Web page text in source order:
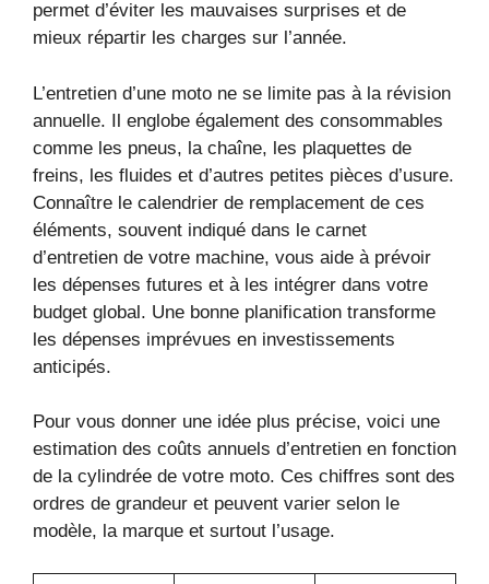
permet d’éviter les mauvaises surprises et de
mieux répartir les charges sur l’année.
L’entretien d’une moto ne se limite pas à la révision
annuelle. Il englobe également des consommables
comme les pneus, la chaîne, les plaquettes de
freins, les fluides et d’autres petites pièces d’usure.
Connaître le calendrier de remplacement de ces
éléments, souvent indiqué dans le carnet
d’entretien de votre machine, vous aide à prévoir
les dépenses futures et à les intégrer dans votre
budget global. Une bonne planification transforme
les dépenses imprévues en investissements
anticipés.
Pour vous donner une idée plus précise, voici une
estimation des coûts annuels d’entretien en fonction
de la cylindrée de votre moto. Ces chiffres sont des
ordres de grandeur et peuvent varier selon le
modèle, la marque et surtout l’usage.